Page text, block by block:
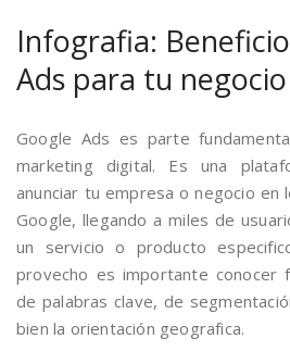
Infografia:
Ads para tu negocio
Google Ads es parte
marketing digital. Es una
anunciar tu empresa o negocio en
Google, llegando a miles de
un servicio o producto
provecho es importante conocer
de palabras clave, de
bien la orientación geografica.